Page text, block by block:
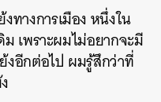
ทางการเมือง หนึ่งใน
เพราะผมไม่อยากจะมี
อีกต่อไป ผมรู้สึกว่าที่